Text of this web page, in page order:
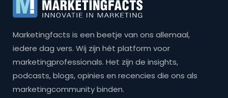
Marketingfacts is een beetje van ons allemaal,
iedere dag vers. Wij zijn hét platform voor
marketingprofessionals. Het zijn de insights,
podcasts, blogs, opinies en recencies die ons als
marketingcommunity binden.